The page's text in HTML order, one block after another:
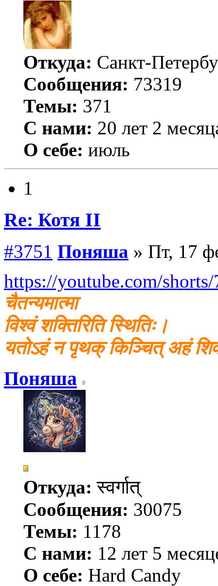
Откуда: Санкт-
Сообщения: 73319
Темы: 371
С нами: 20 лет 2
О себе: июль
1
Re: Котя II
#3751 Поняша » Пт, 17
https://youtube.com/
चैतन्यमात्मा
विश्वं शक्तिरिति स्थितिः।
यतोऽहं न पृथक् किञ्चित् अहं
Поняша
Откуда: स्वर्गात्
Сообщения: 30075
Темы: 1178
С нами: 12 лет 5
О себе: Hard Candy